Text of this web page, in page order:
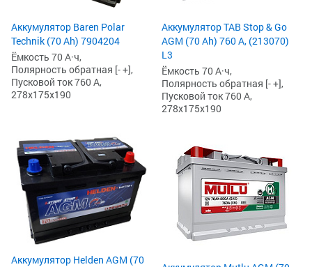
Аккумулятор Baren Polar
Technik (70 Ah) 7904204
Ёмкость 70 А·ч,
Полярность обратная [- +],
Пусковой ток 760 А,
278x175x190
Аккумулятор TAB Stop & Go
AGM (70 Ah) 760 А, (213070)
L3
Ёмкость 70 А·ч,
Полярность обратная [- +],
Пусковой ток 760 А,
278x175x190
Аккумулятор Helden AGM (70